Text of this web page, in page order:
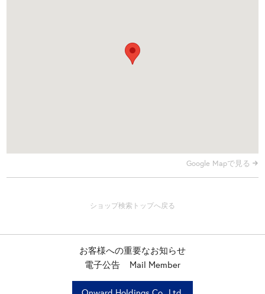
Google Mapで見る
お客様への重要なお知らせ
電子公告
Mail Member